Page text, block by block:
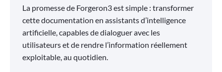
La promesse de Forgeron3 est simple : transformer
cette documentation en assistants d’intelligence
artificielle, capables de dialoguer avec les
utilisateurs et de rendre l’information réellement
exploitable, au quotidien.